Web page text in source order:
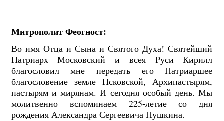
Митрополит Феогност:
Во имя Отца и Сына и Святого Духа! Святейший
Патриарх Московский и всея Руси Кирилл
благословил мне передать его Патриаршее
благословение земле Псковской, Архипастырям,
пастырям и мирянам. И сегодня особый день. Мы
молитвенно вспоминаем 225-летие со дня
рождения Александра Сергеевича Пушкина.